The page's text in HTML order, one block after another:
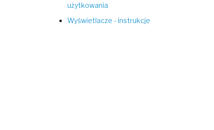
użytkowania
Wyświetlacze - instrukcje